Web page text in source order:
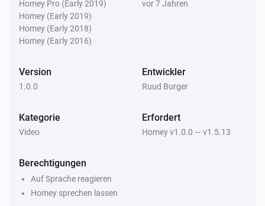
Homey Pro (Early 2019)
Homey (Early 2019)
Homey (Early 2018)
Homey (Early 2016)
vor 7 Jahren
Version
1.0.0
Entwickler
Ruud Burger
Kategorie
Video
Erfordert
Homey v1.0.0 — v1.5.13
Berechtigungen
Auf Sprache reagieren
Homey sprechen lassen